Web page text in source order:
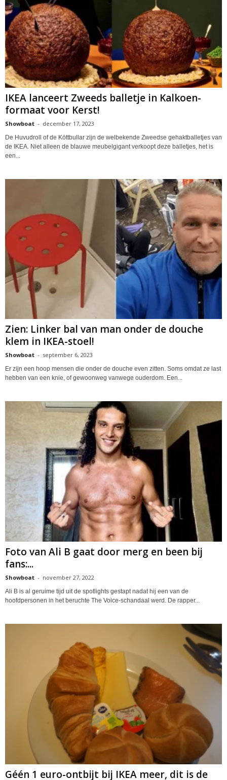
IKEA lanceert Zweeds balletje in Kalkoen-
formaat voor Kerst!
Showboat - december 17, 2023
De Huvudroll of de Köttbullar zijn de welbekende Zweedse gehaktballetjes van
de IKEA. Niet alleen de blauwe meubelgigant verkoopt deze balletjes, het is
een...
Zien: Linker bal van man onder de douche
klem in IKEA-stoel!
Showboat - september 6, 2023
Er zijn een hoop mensen die onder de douche even zitten. Soms omdat ze last
hebben van een knie, of gewoonweg vanwege ouderdom. Een...
Foto van Ali B gaat door merg en been bij
fans:...
Showboat - november 27, 2022
Ali B is al geruime tijd uit de spotlights gestapt nadat hij een van de
hoofdpersonen in het beruchte The Voice-schandaal werd. De rapper...
Géén 1 euro-ontbijt bij IKEA meer, dit is de